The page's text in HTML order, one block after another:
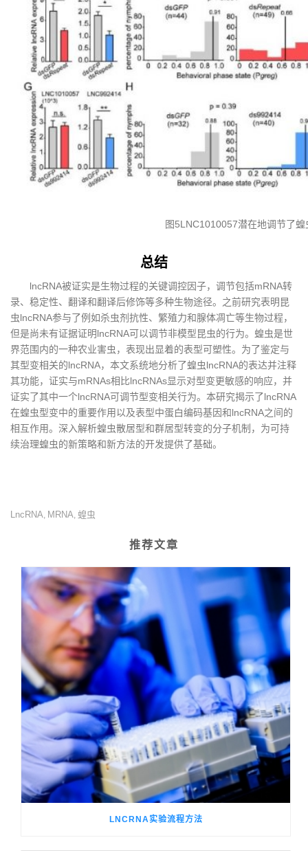
图5LNC1010057潜在地调节了蝗
总结
lncRNA被证实是生物过程的关键调控因子，调节包括mRNA转
录、稳定性、翻译和翻译后修饰等多种生物途径。之前研究表明昆
虫lncRNA参与了例如杀虫剂抗性、繁殖力和腺体凋亡等生物过程，
但是尚未有证据证明lncRNA可以调节非模型昆虫的行为。蝗虫是世
界范围内的一种农业害虫，表现出显着的表型可塑性。为了鉴定与
其型变相关的lncRNA，本文系统地分析了蝗虫lncRNA的表达并注释
其功能，证实与mRNAs相比lncRNAs显示对型变更敏感的响应，并
证实了其中一个lncRNA可调节型变相关行为。本研究揭示了lncRNA
在蝗虫型变中的重要作用以及表型中蛋白编码基因和lncRNA之间的
相互作用。深入解析蝗虫散居型和群居型转变的分子机制，为可持
续治理蝗虫的新策略和新方法的开发提供了基础。
LncRNA, MRNA, 蝗虫
推荐文章
LNCRNA实验流程方法